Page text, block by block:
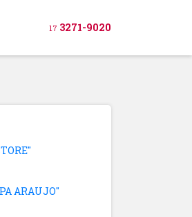
17 3271-9020
ARAUJO"